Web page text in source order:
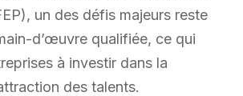
un des défis majeurs reste
d’œuvre qualifiée, ce qui
à investir dans la
des talents.